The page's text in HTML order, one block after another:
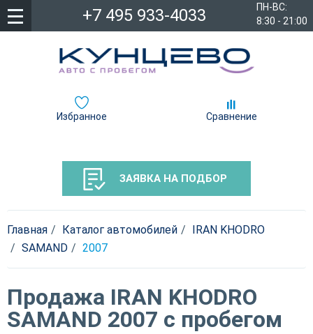
ПН-ВС:
8:30 - 21:00
+7 495 933-4033
Избранное Сравнение
ЗАЯВКА НА ПОДБОР
Главная Каталог автомобилей
IRAN KHODRO
SAMAND
2007
Продажа IRAN KHODRO
SAMAND 2007 с пробегом